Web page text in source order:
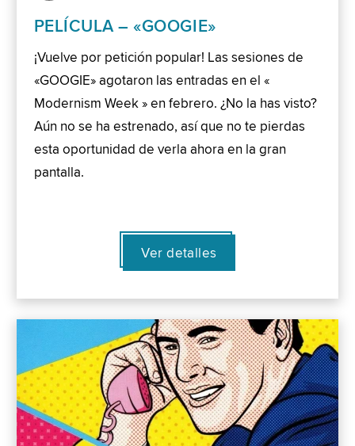
PELÍCULA – «GOOGIE»
¡Vuelve por petición popular! Las sesiones de
«GOOGIE» agotaron las entradas en el «
Modernism Week » en febrero. ¿No la has visto?
Aún no se ha estrenado, así que no te pierdas
esta oportunidad de verla ahora en la gran
pantalla.
Ver detalles